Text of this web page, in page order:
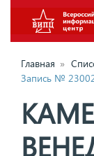
Главная »
Запись №